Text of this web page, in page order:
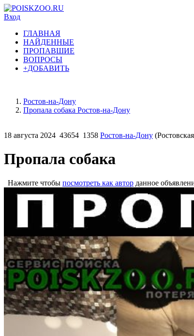
Вход
ГЛАВНАЯ
НАЙДЕННЫЕ
ПРОПАВШИЕ
ВОПРОСЫ
+ДОБАВИТЬ
Ростов-на-Дону
Пропала собака Ростов-на-Дону
18 августа 2024 43654 1358 Ростов-на-Дону
Пропала собака
Нажмите чтобы посмотреть как автор данное